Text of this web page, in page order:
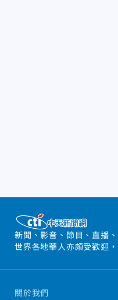
新聞、影音、節目、直播
世界各地華人亦頗受歡迎
關於我們